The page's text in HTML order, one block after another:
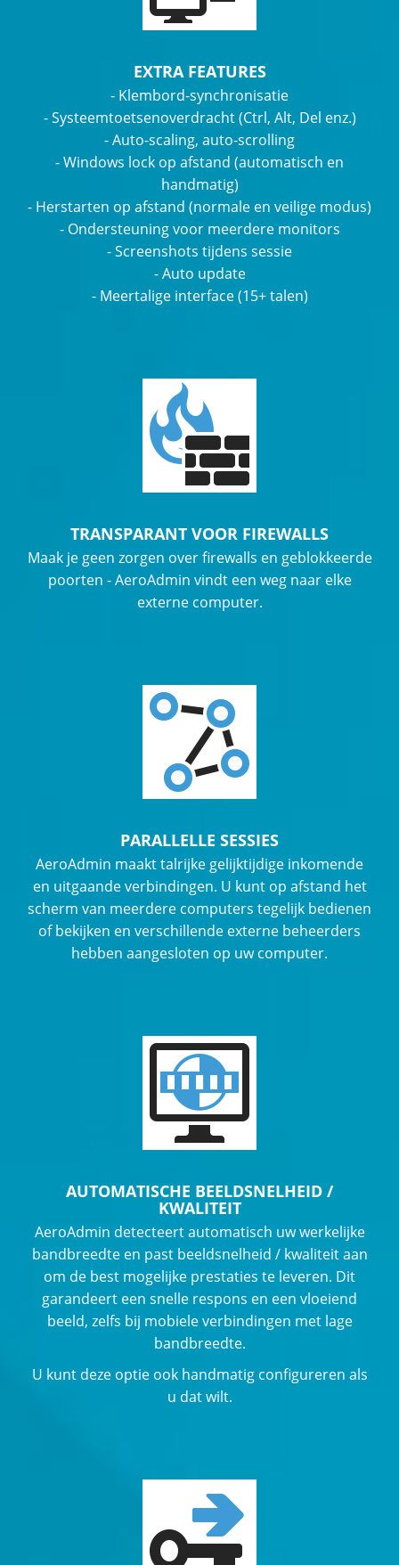
EXTRA FEATURES
- Klembord-synchronisatie
- Systeemtoetsenoverdracht (Ctrl, Alt, Del enz.)
- Auto-scaling, auto-scrolling
- Windows lock op afstand (automatisch en
handmatig)
- Herstarten op afstand (normale en veilige modus)
- Ondersteuning voor meerdere monitors
- Screenshots tijdens sessie
- Auto update
- Meertalige interface (15+ talen)
TRANSPARANT VOOR FIREWALLS
Maak je geen zorgen over firewalls en geblokkeerde
poorten - AeroAdmin vindt een weg naar elke
externe computer.
PARALLELLE SESSIES
AeroAdmin maakt talrijke gelijktijdige inkomende
en uitgaande verbindingen. U kunt op afstand het
scherm van meerdere computers tegelijk bedienen
of bekijken en verschillende externe beheerders
hebben aangesloten op uw computer.
AUTOMATISCHE BEELDSNELHEID /
KWALITEIT
AeroAdmin detecteert automatisch uw werkelijke
bandbreedte en past beeldsnelheid / kwaliteit aan
om de best mogelijke prestaties te leveren. Dit
garandeert een snelle respons en een vloeiend
beeld, zelfs bij mobiele verbindingen met lage
bandbreedte.
U kunt deze optie ook handmatig configureren als
u dat wilt.